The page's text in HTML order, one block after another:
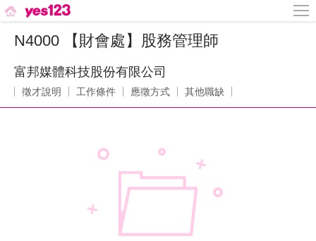
N4000 【財會處】股務管理師
富邦媒體科技股份有限公司
徵才說明 工作條件 應徵方式 其他職缺